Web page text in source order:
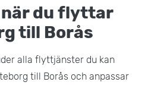
du flyttar
till Borås
alla flyttjänster du kan
till Borås och anpassar